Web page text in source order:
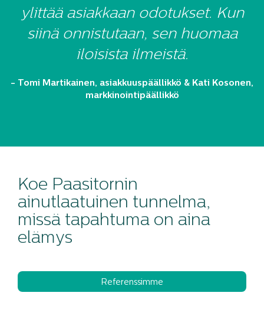
ylittää asiakkaan odotukset. Kun
siinä onnistutaan, sen huomaa
iloisista ilmeistä.
- Tomi Martikainen, asiakkuuspäällikkö & Kati Kosonen,
markkinointipäällikkö
Koe Paasitornin
ainutlaatuinen tunnelma,
missä tapahtuma on aina
elämys
Referenssimme